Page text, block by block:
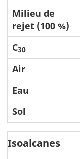
Milieu de
rejet (100 %)
C30
Air
Eau
Sol
Isoalcanes